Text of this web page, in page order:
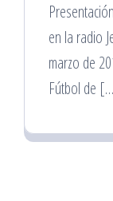
en la radio
marzo de
Fútbol de